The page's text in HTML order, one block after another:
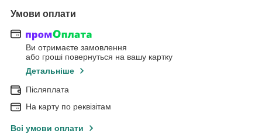
Умови оплати
Ви отримаєте замовлення
або гроші повернуться на вашу картку
Детальніше
Післяплата
На карту по реквізітам
Всі умови оплати